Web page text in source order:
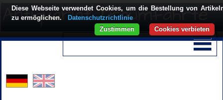
Diese Webseite verwendet Cookies, um die Bestellung von
zu ermöglichen.
Datenschutzrichtlinie
Cookies verbieten
Zustimmen